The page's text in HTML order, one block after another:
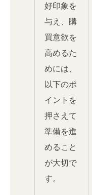
好印象を
与え、購
買意欲を
高めるた
めには、
以下のポ
イントを
押さえて
準備を進
めること
が大切で
す。